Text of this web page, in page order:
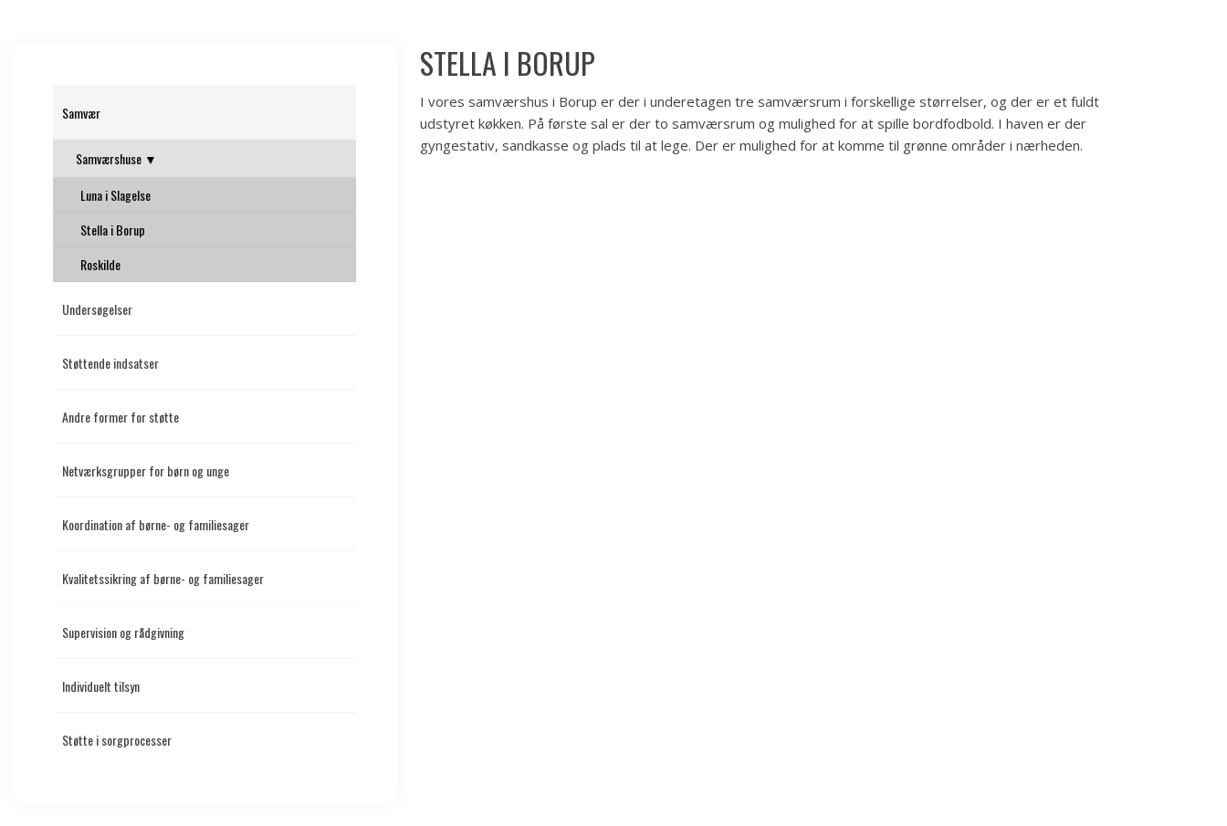
Samvær
Samværshuse ▼
Luna i Slagelse
Stella i Borup
Roskilde
Undersøgelser
Støttende indsatser
Andre former for støtte
Netværksgrupper for børn og unge
Koordination af børne- og familiesager
Kvalitetssikring af børne- og familiesager
Supervision og rådgivning
Individuelt tilsyn
Støtte i sorgprocesser
STELLA I BORUP
I vores samværshus i Borup er der i underetagen tre samværsrum i forskellige størrelser, og der er et fuldt
udstyret køkken. På første sal er der to samværsrum og mulighed for at spille bordfodbold. I haven er der
gyngestativ, sandkasse og plads til at lege. Der er mulighed for at komme til grønne områder i nærheden.